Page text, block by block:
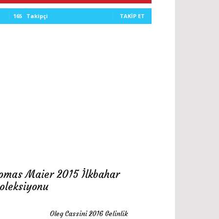
165 Takipçi TAKIP ET
Maier 2015 İlkbahar
Oleg Cassini 2016 Gelinlik